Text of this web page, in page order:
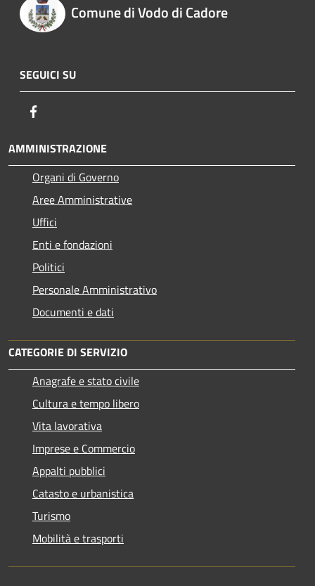
Comune di Vodo di Cadore
SEGUICI SU
AMMINISTRAZIONE
Organi di Governo
Aree Amministrative
Uffici
Enti e fondazioni
Politici
Personale Amministrativo
Documenti e dati
CATEGORIE DI SERVIZIO
Anagrafe e stato civile
Cultura e tempo libero
Vita lavorativa
Imprese e Commercio
Appalti pubblici
Catasto e urbanistica
Turismo
Mobilità e trasporti